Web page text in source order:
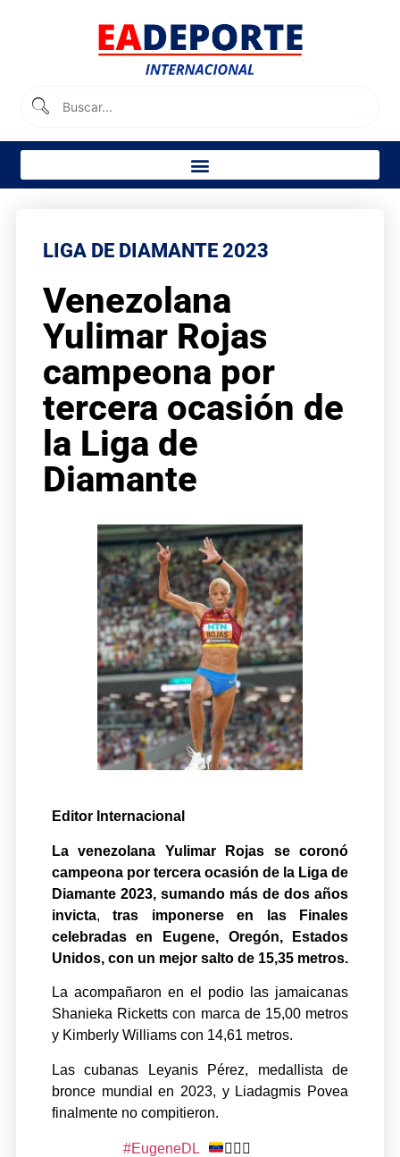
LIGA DE DIAMANTE 2023
Venezolana
Yulimar Rojas
campeona por
tercera ocasión de
la Liga de
Diamante
Editor Internacional
La venezolana Yulimar Rojas se coronó
campeona por tercera ocasión de la Liga de
Diamante 2023, sumando más de dos años
invicta,tras imponerse en las Finales
celebradas en Eugene, Oregón, Estados
Unidos, con un mejor salto de 15,35 metros.
La acompañaron en el podio las jamaicanas
Shanieka Ricketts con marca de 15,00 metros
y Kimberly Williams con 14,61 metros.
Las cubanas Leyanis Pérez, medallista de
bronce mundial en 2023, y Liadagmis Povea
finalmente no compitieron.
#EugeneDL
🏃🏿‍♀️